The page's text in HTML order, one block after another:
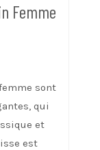
Femme
sont
qui
et
est